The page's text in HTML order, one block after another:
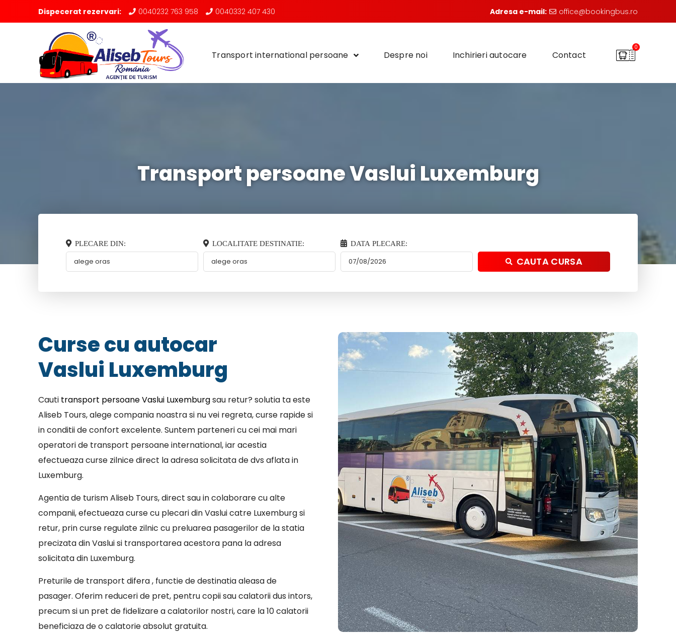
Dispecerat rezervari: 0040232 763 958 0040332 407 430 Adresa e-mail: office@bookingbus.ro
Transport international persoane Despre noi Inchirieri autocare Contact
0
Transport persoane Vaslui Luxemburg
PLECARE DIN: LOCALITATE DESTINATIE: DATA PLECARE:
CAUTA CURSA
Curse cu autocar
Vaslui Luxemburg
Cauti transport persoane Vaslui Luxemburgsau retur? solutia ta este
Aliseb Tours, alege compania noastra si nu vei regreta, curse rapide si
in conditii de confort excelente. Suntem parteneri cu cei mai mari
operatori de transport persoane international, iar acestia
efectueaza curse zilnice direct la adresa solicitata de dvs aflata in
Luxemburg.
Agentia de turism Aliseb Tours, direct sau in colaborare cu alte
companii, efectueaza curse cu plecari din Vaslui catre Luxemburg si
retur, prin curse regulate zilnic cu preluarea pasagerilor de la statia
precizata din Vaslui si transportarea acestora pana la adresa
solicitata din Luxemburg.
Preturile de transport difera , functie de destinatia aleasa de
pasager. Oferim reduceri de pret, pentru copii sau calatorii dus intors,
precum si un pret de fidelizare a calatorilor nostri, care la 10 calatorii
beneficiaza de o calatorie absolut gratuita.